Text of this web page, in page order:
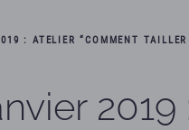
: ATELIER “COMMENT